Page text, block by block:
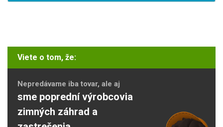
Viete o tom, že:
Nepredávame iba tovar, ale aj
sme poprední výrobcovia
zimných záhrad a